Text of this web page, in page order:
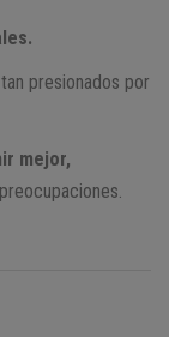
presionados por
mejor,